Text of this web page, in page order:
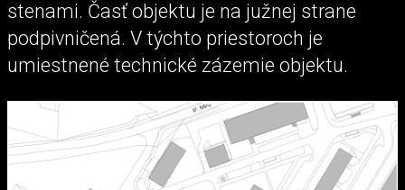
stenami. Časť objektu je na južnej strane
podpivničená. V týchto priestoroch je
umiestnené technické zázemie objektu.